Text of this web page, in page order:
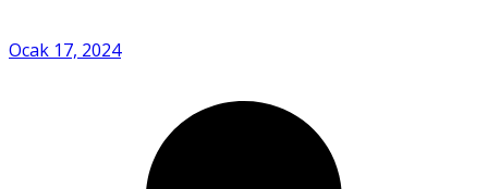
Ocak 17, 2024